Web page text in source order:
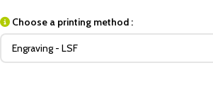
Choose a printing method :